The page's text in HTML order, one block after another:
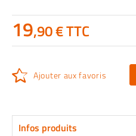
19,90 € TTC
Ajouter aux favoris
Infos produits